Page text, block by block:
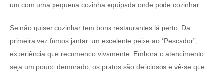
um com uma pequena cozinha equipada onde pode cozinhar.
Se não quiser cozinhar tem bons restaurantes lá perto. Da
primeira vez fomos jantar um excelente peixe ao “Pescador”,
experiência que recomendo vivamente. Embora o atendimento
seja um pouco demorado, os pratos são deliciosos e vê-se que